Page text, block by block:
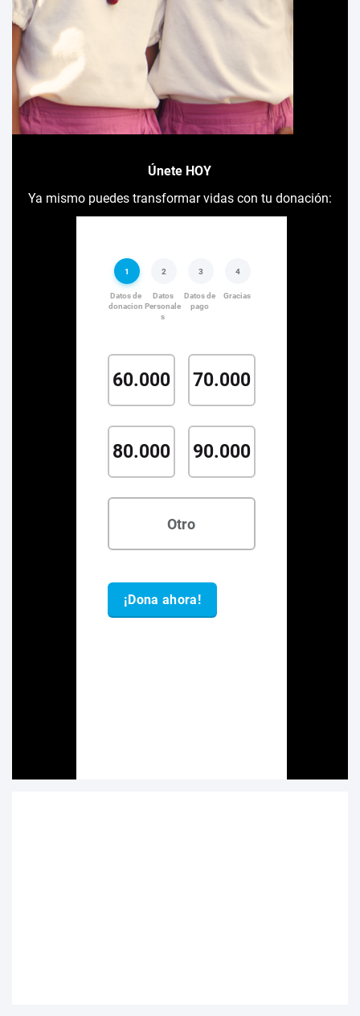
Únete HOY
Ya mismo puedes transformar vidas con tu donación: